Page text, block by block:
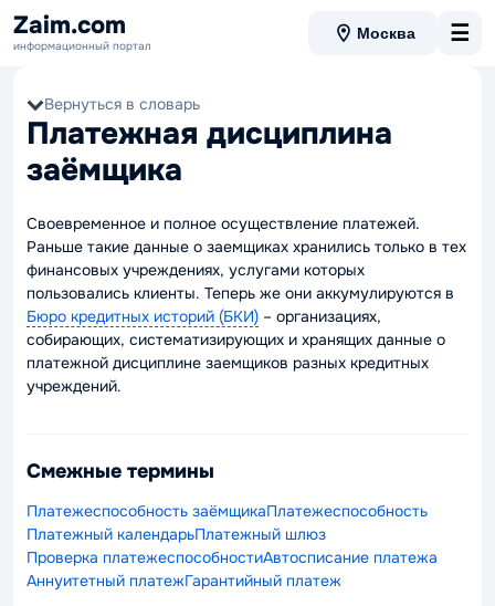
Zaim.com
информационный портал
Москва ☰
Вернуться в словарь
Платежная дисциплина
заёмщика
Своевременное и полное осуществление платежей.
Раньше такие данные о заемщиках хранились только в тех
финансовых учреждениях, услугами которых
пользовались клиенты. Теперь же они аккумулируются в
Бюро кредитных историй (БКИ) – организациях,
собирающих, систематизирующих и хранящих данные о
платежной дисциплине заемщиков разных кредитных
учреждений.
Смежные термины
Платежеспособность заёмщикаПлатежеспособность
Платежный календарьПлатежный шлюз
Проверка платежеспособностиАвтосписание платежа
Аннуитетный платежГарантийный платеж